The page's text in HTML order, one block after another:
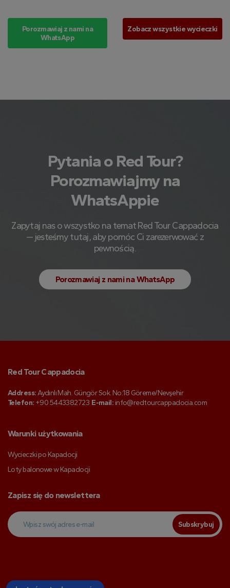
Porozmawiaj z nami na
WhatsApp
Zobacz wszystkie wycieczki
Pytania o Red Tour?
Porozmawiajmy na
WhatsAppie
Zapytaj nas o wszystko na temat Red Tour Cappadocia
— jesteśmy tutaj, aby pomóc Ci zarezerwować z
pewnością.
Porozmawiaj z nami na WhatsApp
Red Tour Cappadocia
Address:Aydınlı Mah. Güngör Sok. No:18 Göreme/Nevşehir
Telefon: +90 5443382723 E-mail: info@redtourcappadocia.com
Warunki użytkowania
Wycieczki po Kapadocji
Loty balonowe w Kapadocji
Zapisz się do newslettera
Subskrybuj